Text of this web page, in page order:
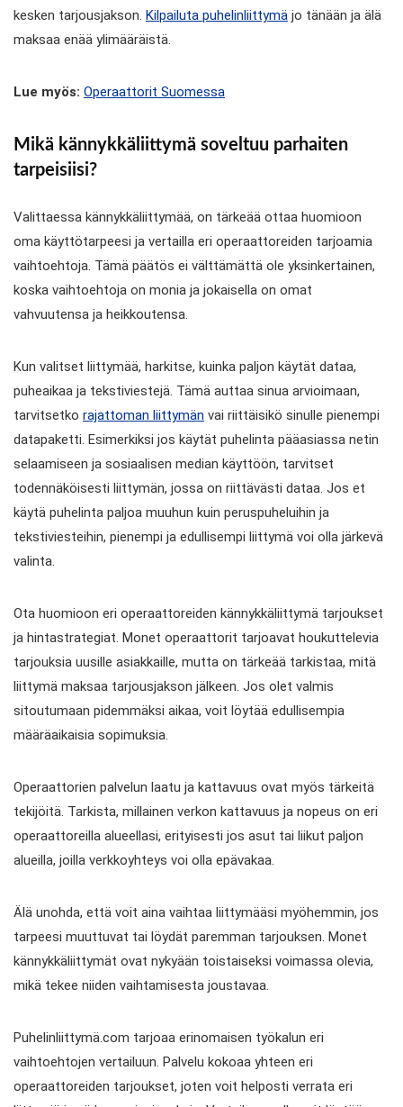
kesken tarjousjakson. Kilpailuta puhelinliittymä jo tänään ja älä
maksaa enää ylimääräistä.
Lue myös: Operaattorit Suomessa
Mikä kännykkäliittymä soveltuu parhaiten
tarpeisiisi?
Valittaessa kännykkäliittymää, on tärkeää ottaa huomioon
oma käyttötarpeesi ja vertailla eri operaattoreiden tarjoamia
vaihtoehtoja. Tämä päätös ei välttämättä ole yksinkertainen,
koska vaihtoehtoja on monia ja jokaisella on omat
vahvuutensa ja heikkoutensa.
Kun valitset liittymää, harkitse, kuinka paljon käytät dataa,
puheaikaa ja tekstiviestejä. Tämä auttaa sinua arvioimaan,
tarvitsetko rajattoman liittymän vai riittäisikö sinulle pienempi
datapaketti. Esimerkiksi jos käytät puhelinta pääasiassa netin
selaamiseen ja sosiaalisen median käyttöön, tarvitset
todennäköisesti liittymän, jossa on riittävästi dataa. Jos et
käytä puhelinta paljoa muuhun kuin peruspuheluihin ja
tekstiviesteihin, pienempi ja edullisempi liittymä voi olla järkevä
valinta.
Ota huomioon eri operaattoreiden kännykkäliittymä tarjoukset
ja hintastrategiat. Monet operaattorit tarjoavat houkuttelevia
tarjouksia uusille asiakkaille, mutta on tärkeää tarkistaa, mitä
liittymä maksaa tarjousjakson jälkeen. Jos olet valmis
sitoutumaan pidemmäksi aikaa, voit löytää edullisempia
määräaikaisia sopimuksia.
Operaattorien palvelun laatu ja kattavuus ovat myös tärkeitä
tekijöitä. Tarkista, millainen verkon kattavuus ja nopeus on eri
operaattoreilla alueellasi, erityisesti jos asut tai liikut paljon
alueilla, joilla verkkoyhteys voi olla epävakaa.
Älä unohda, että voit aina vaihtaa liittymääsi myöhemmin, jos
tarpeesi muuttuvat tai löydät paremman tarjouksen. Monet
kännykkäliittymät ovat nykyään toistaiseksi voimassa olevia,
mikä tekee niiden vaihtamisesta joustavaa.
Puhelinliittymä.com tarjoaa erinomaisen työkalun eri
vaihtoehtojen vertailuun. Palvelu kokoaa yhteen eri
operaattoreiden tarjoukset, joten voit helposti verrata eri